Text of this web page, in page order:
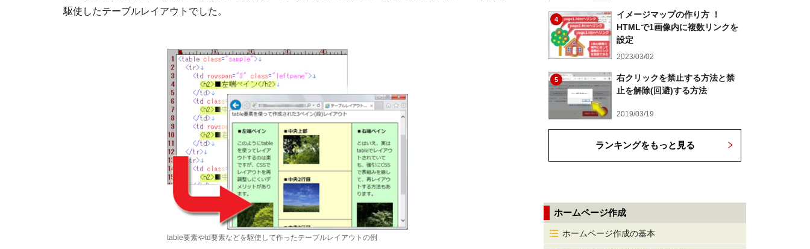
駆使したテーブルレイアウトでした。
table要素やtd要素などを駆使して作ったテーブルレイアウトの例
4
イメージマップの作り方 ！
HTMLで1画像内に複数リンクを
設定
2023/03/02
5
右クリックを禁止する方法と禁
止を解除(回避)する方法
2019/03/19
ランキングをもっと見る
ホームページ作成
ホームページ作成の基本